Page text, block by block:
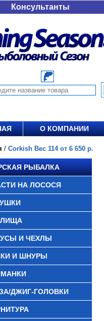
Консультанты
О КОМПАНИИ
/ Corkish Вес 114 от 6 650 р.
РЫБАЛКА
НА ЛОСОСЯ
И ЧЕХЛЫ
И ШНУРЫ
ДЖИГ-ГОЛОВКИ